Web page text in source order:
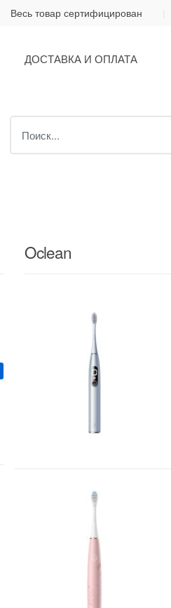
Весь товар сертифицирован
ДОСТАВКА И ОПЛАТА
Search
for:
Oclean